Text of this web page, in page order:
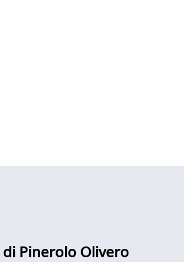
Pinerolo Olivero